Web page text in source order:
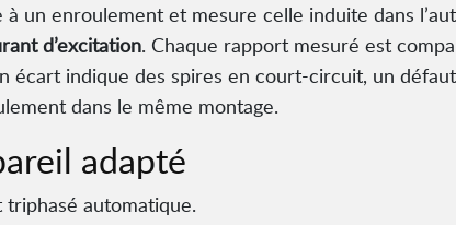
à un enroulement et mesure celle induite dans
d’excitation. Chaque rapport mesuré est
écart indique des spires en court-circuit, un
dans le même montage.
adapté
automatique.